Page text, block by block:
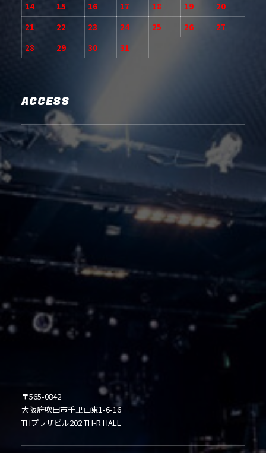
14
15 16 17 18 19
20
21
22 23 24 25 26
27
28
29 30 31
ACCESS
〒565-0842
大阪府吹田市千里山東1-6-16
THプラザビル202 TH-R HALL